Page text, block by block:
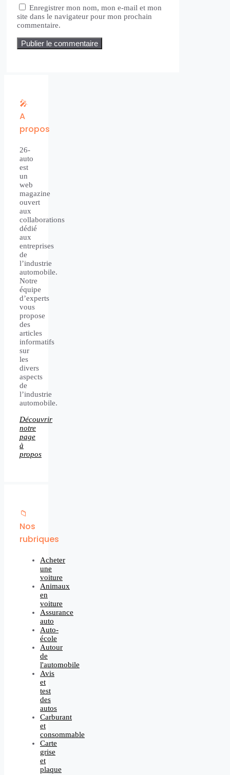
Enregistrer mon nom, mon e-mail et mon
site dans le navigateur pour mon prochain
commentaire.
🎤
A
propos
26-
auto
est
un
web
magazine
ouvert
aux
collaborations
dédié
aux
entreprises
de
l’industrie
automobile.
Notre
équipe
d’experts
vous
propose
des
articles
informatifs
sur
les
divers
aspects
de
l’industrie
automobile.
Découvrir
notre
page
à
propos
📁
Nos
rubriques
Acheter
une
voiture
Animaux
en
voiture
Assurance
auto
Auto-
école
Autour
de
l'automobile
Avis
et
test
des
autos
Carburant
et
consommable
Carte
grise
et
plaque